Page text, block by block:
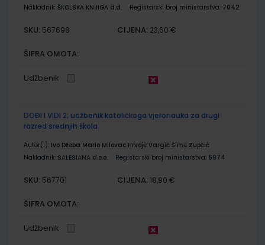
Nakladnik: ŠKOLSKA KNJIGA d.d. Registarski broj ministarstva: 7042
SKU: 567698 CIJENA: 23,60 €
ŠIFRA OMOTA:
Udžbenik
DOĐI I VIDI 2; udžbenik katoličkoga vjeronauka za drugi
razred srednjih škola
Autor(i): Ivo Džeba Mario Milovac Hrvoje Vargić Šime Zupčić
Nakladnik: SALESIANA d.o.o. Registarski broj ministarstva: 6974
SKU: 567701 CIJENA: 18,90 €
ŠIFRA OMOTA:
Udžbenik